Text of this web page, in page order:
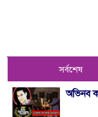
সর্বশেষ
অভিনব